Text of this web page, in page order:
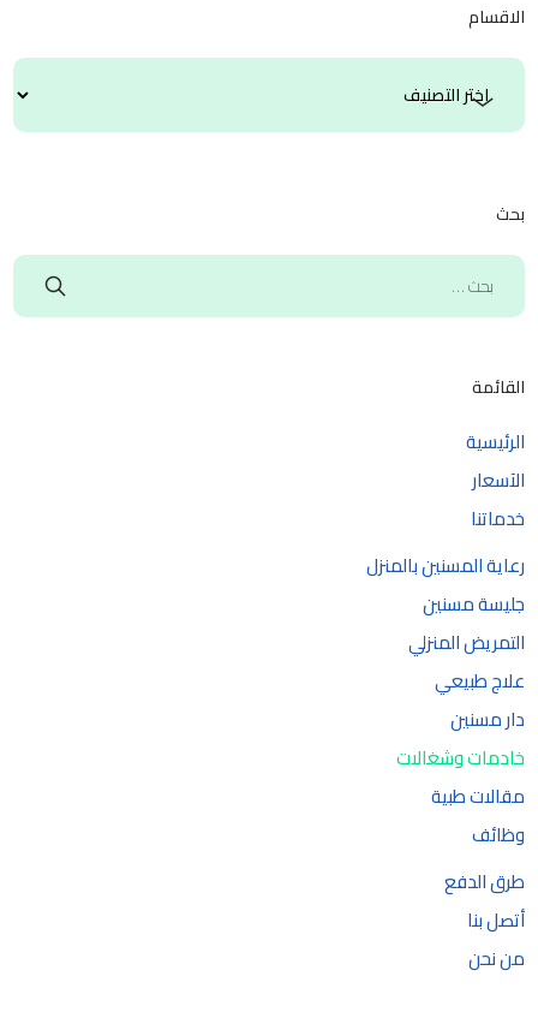
الاقسام
بحث
القائمة
الرئيسية
الآسعار
خدماتنا
رعاية المسنين بالمنزل
جليسة مسنين
التمريض المنزلي
علاج طبيعي
دار مسنين
خادمات وشغالات
مقالات طبية
وظائف
طرق الدفع
أتصل بنا
من نحن